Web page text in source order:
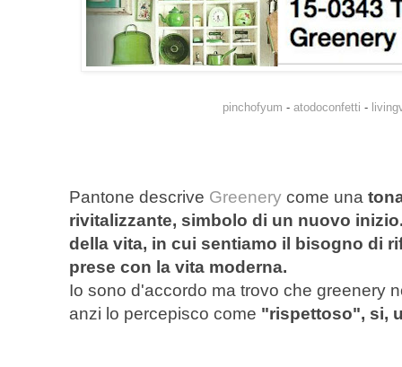
pinchofyum - atodoconfetti -
Pantone descrive Greenery come una
rivitalizzante, simbolo di un nuovo
della vita, in cui sentiamo il bisogno di
prese con la vita moderna.
Io sono d'accordo ma trovo che greenery
anzi lo percepisco come "rispettoso", si,